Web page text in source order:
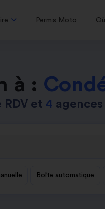
Permis Moto
à :
RDV et 4 agences
Boîte automatique